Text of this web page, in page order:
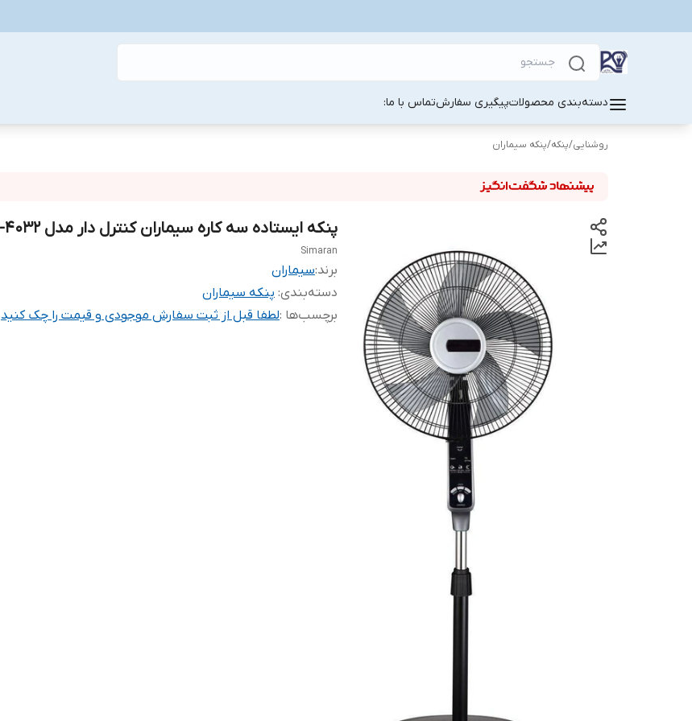
دسته‌بندی محصولاتپیگیری سفارشتماس با ما:
روشنایی/پنکه/پنکه سیماران
پنکه ایستاده سه کاره سیماران کنترل دار مدل SSF-4032
Simaran
برند:سیماران
دسته‌بندی: پنکه سیماران
برچسب‌ها :لطفا قبل از ثبت سفارش موجودی و قیمت را چک کنید